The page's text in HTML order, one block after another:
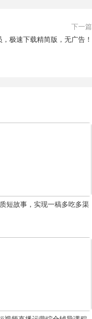
下一篇
极速下载精简版，无广告！
短故事，实现一稿多吃多渠